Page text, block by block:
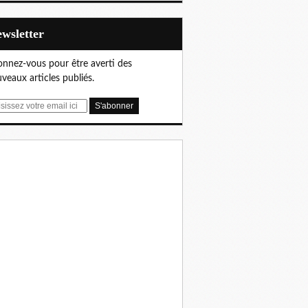
vous pour être averti des
articles publiés.